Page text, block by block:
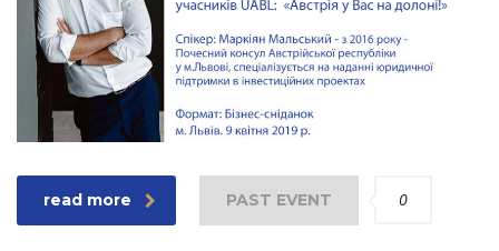
read more PAST EVENT 0